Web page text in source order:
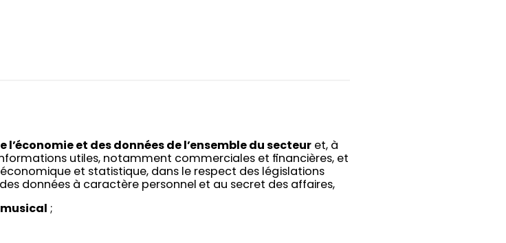
l’économie et des données de l’ensemble du secteuret, à
utiles, notamment commerciales et financières, et
et statistique, dans le respect des législations
données à caractère personnel et au secret des affaires,
;